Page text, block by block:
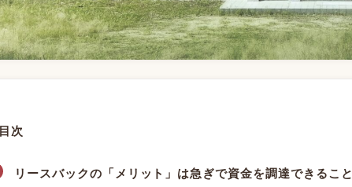
目次
リースバックの「メリット」は急ぎで資金を調達できること